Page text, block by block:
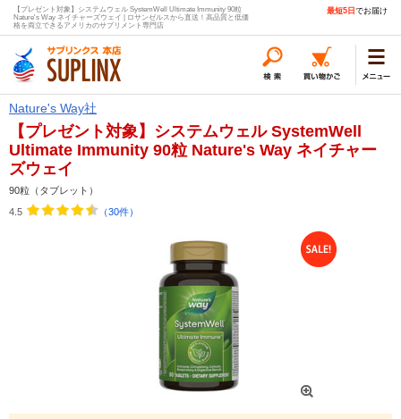
【プレゼント対象】システムウェル SystemWell Ultimate Immunity 90粒
Nature's Way ネイチャーズウェイ | ロサンゼルスから直送！高品質と低価
格を両立できるアメリカのサプリメント専門店
最短5日 でお届け
Nature's Way社
【プレゼント対象】システムウェル SystemWell
Ultimate Immunity 90粒 Nature's Way ネイチャー
ズウェイ
90粒（タブレット）
4.5
（30件）